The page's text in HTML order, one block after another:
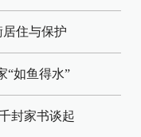
住与保护
“如鱼得水”
封家书谈起